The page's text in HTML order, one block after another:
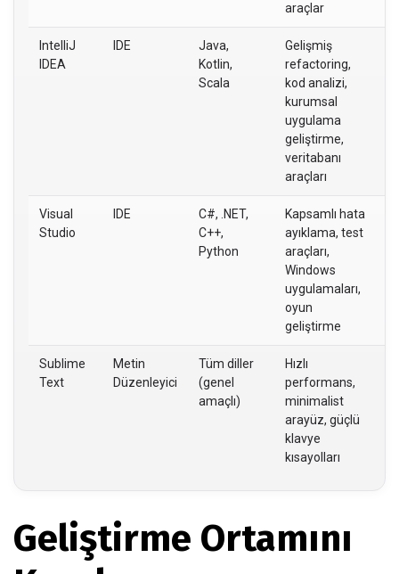
araçlar
IntelliJ
IDEA
IDE
Java,
Kotlin,
Scala
Gelişmiş
refactoring,
kod analizi,
kurumsal
uygulama
geliştirme,
veritabanı
araçları
Visual
Studio
IDE
C#, .NET,
C++,
Python
Kapsamlı hata
ayıklama, test
araçları,
Windows
uygulamaları,
oyun
geliştirme
Sublime
Text
Metin
Düzenleyici
Tüm diller
(genel
amaçlı)
Hızlı
performans,
minimalist
arayüz, güçlü
klavye
kısayolları
Geliştirme Ortamını